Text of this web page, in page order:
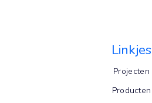
Linkjes
Projecten
Producten